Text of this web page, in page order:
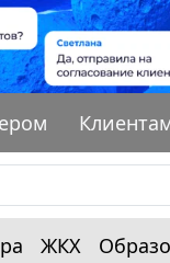
ЖКХ